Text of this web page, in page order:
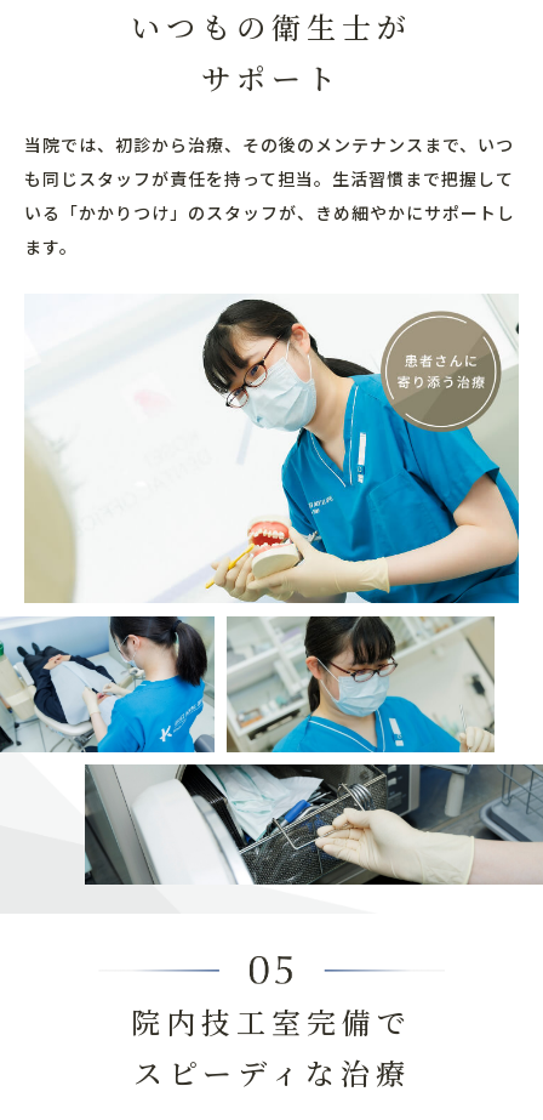
いつもの衛生士が
サポート
当院では、初診から治療、その後のメンテナンスまで、いつ
も同じスタッフが責任を持って担当。生活習慣まで把握して
いる「かかりつけ」のスタッフが、きめ細やかにサポートし
ます。
院内技工室完備で
スピーディな治療